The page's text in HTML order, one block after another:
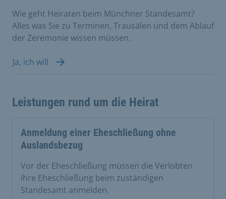
Wie geht Heiraten beim Münchner Standesamt?
Alles was Sie zu Terminen, Trausälen und dem Ablauf
der Zeremonie wissen müssen.
Ja, ich will
Leistungen rund um die Heirat
Anmeldung einer Eheschließung ohne
Auslandsbezug
Vor der Eheschließung müssen die Verlobten
ihre Eheschließung beim zuständigen
Standesamt anmelden.